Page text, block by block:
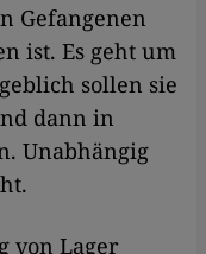
Gefangenen
ist. Es geht um
sollen sie
dann in
Unabhängig
von Lager